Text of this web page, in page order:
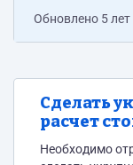
Обновлено 5
Сделать
расчет
или
решения
Необходимо